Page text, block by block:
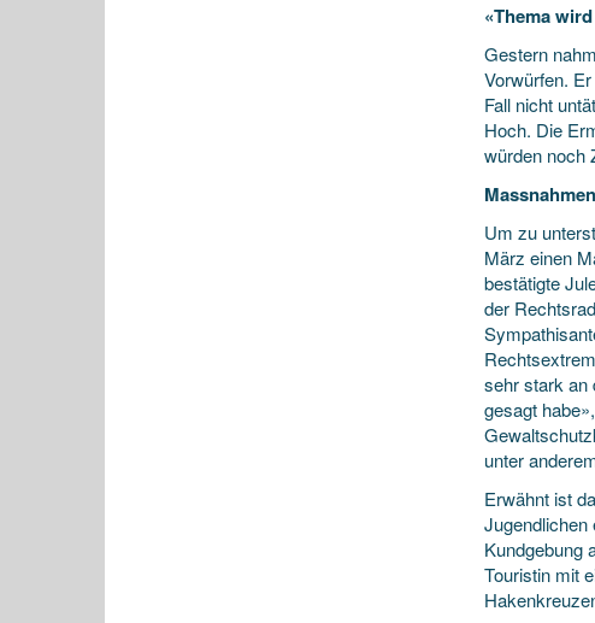
«Thema
Gestern
Vorwürfen.
Fall nicht
Hoch. Die
würden noch
Um zu
März einen
bestätigte
der
sehr stark an
gesagt
unter
Erwähnt ist
Jugendlichen
Kundgebung
Touristin mit